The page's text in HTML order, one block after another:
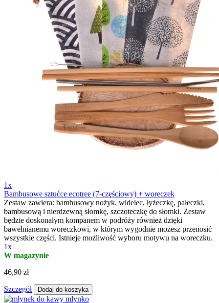
1x
Bambusowe sztućce ecotree (7-częściowy) + woreczek
Zestaw zawiera: bambusowy nożyk, widelec, łyżeczkę, pałeczki,
bambusową i nierdzewną słomkę, szczoteczkę do słomki. Zestaw
będzie doskonałym kompanem w podróży również dzięki
bawełnianemu woreczkowi, w którym wygodnie możesz przenosić
wszystkie części. Istnieje możliwość wyboru motywu na woreczku.
1x
W magazynie
46,90 zł
Szczegół Dodaj do koszyka